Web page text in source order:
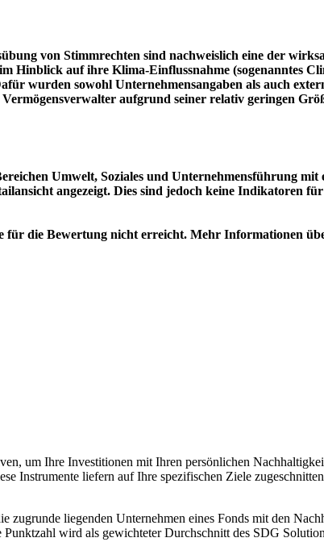
von Stimmrechten sind nachweislich eine der
auf ihre Klima-Einflussnahme (sogenanntes
wurden sowohl Unternehmensangaben als auch
aufgrund seiner relativ geringen
Umwelt, Soziales und Unternehmensführung mit
angezeigt. Dies sind jedoch keine Indikatoren
für die Bewertung nicht erreicht. Mehr Informationen
um Ihre Investitionen mit Ihren persönlichen
Instrumente liefern auf Ihre spezifischen Ziele
zugrunde liegenden Unternehmen eines Fonds mit den
wird als gewichteter Durchschnitt des SDG